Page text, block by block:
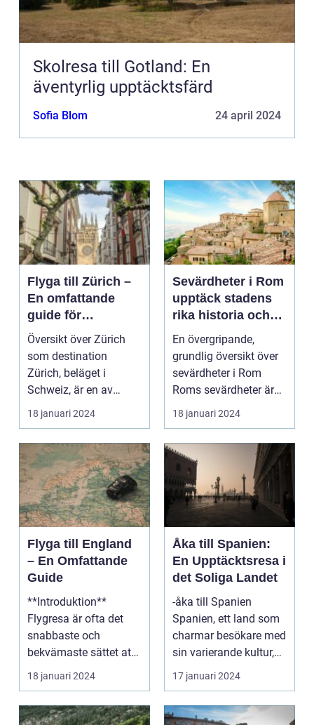
Skolresa till Gotland: En
äventyrlig upptäcktsfärd
Sofia Blom 24 april 2024
Flyga till Zürich –
En omfattande
guide för
resenärer
Översikt över Zürich
som destination
Zürich, beläget i
Schweiz, är en av
Europas mest
populära dest...
18 januari 2024
Sevärdheter i Rom
upptäck stadens
rika historia och
kulturella skatter
En övergripande,
grundlig översikt över
sevärdheter i Rom
Roms sevärdheter är
känt över hela världe...
18 januari 2024
Flyga till England
– En Omfattande
Guide
**Introduktion**
Flygresa är ofta det
snabbaste och
bekvämaste sättet att
resa till England från
ol...
18 januari 2024
Åka till Spanien:
En Upptäcktsresa i
det Soliga Landet
-åka till Spanien
Spanien, ett land som
charmar besökare med
sin varierande kultur,
vackra stränder...
17 januari 2024